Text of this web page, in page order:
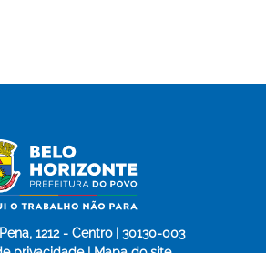
1212 - Centro | 30130-003